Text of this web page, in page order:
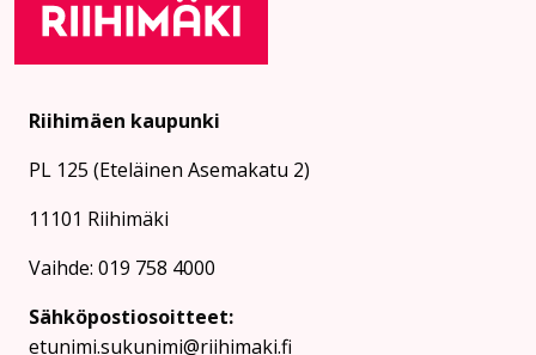
Riihimäen kaupunki
PL 125 (Eteläinen Asemakatu 2)
11101 Riihimäki
Vaihde: 019 758 4000
Sähköpostiosoitteet:
etunimi.sukunimi@riihimaki.fi